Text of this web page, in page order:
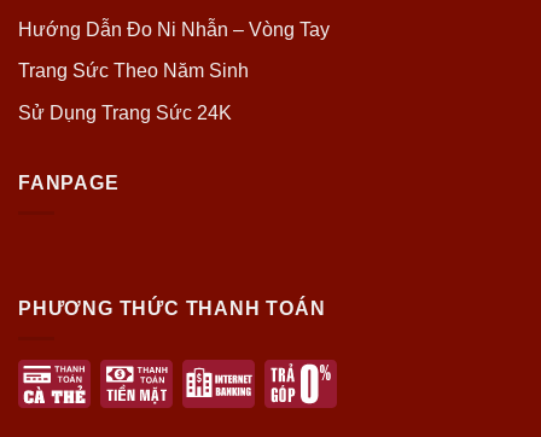
Hướng Dẫn Đo Ni Nhẫn – Vòng Tay
Trang Sức Theo Năm Sinh
Sử Dụng Trang Sức 24K
FANPAGE
PHƯƠNG THỨC THANH TOÁN